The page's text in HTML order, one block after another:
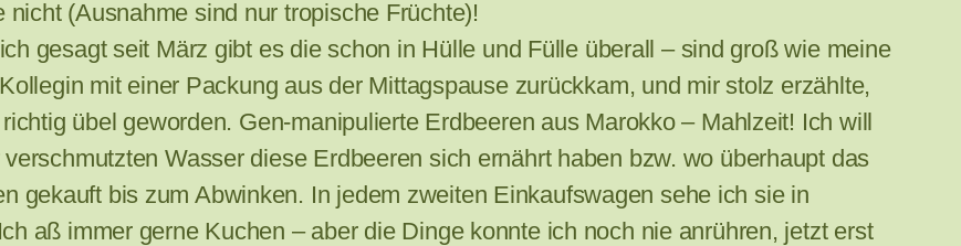
(Ausnahme sind nur tropische Früchte)!
gesagt seit März gibt es die schon in Hülle und Fülle überall – sind groß wie meine
mit einer Packung aus der Mittagspause zurückkam, und mir stolz erzählte,
übel geworden. Gen-manipulierte Erdbeeren aus Marokko – Mahlzeit! Ich will
Wasser diese Erdbeeren sich ernährt haben bzw. wo überhaupt das
gekauft bis zum Abwinken. In jedem zweiten Einkaufswagen sehe ich sie in
aß immer gerne Kuchen – aber die Dinge konnte ich noch nie anrühren, jetzt erst